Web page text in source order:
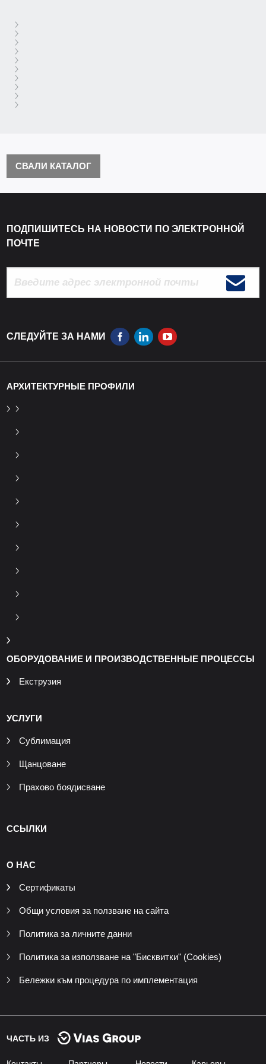
СВАЛИ КАТАЛОГ
ПОДПИШИТЕСЬ НА НОВОСТИ ПО ЭЛЕКТРОННОЙ
ПОЧТЕ
СЛЕДУЙТЕ ЗА НАМИ
АРХИТЕКТУРНЫЕ ПРОФИЛИ
ОБОРУДОВАНИЕ И ПРОИЗВОДСТВЕННЫЕ ПРОЦЕССЫ
Екструзия
УСЛУГИ
Сублимация
Щанцоване
Прахово боядисване
ССЫЛКИ
О НАС
Сертификаты
Общи условия за ползване на сайта
Политика за личните данни
Политика за използване на "Бисквитки" (Cookies)
Бележки към процедура по имплементация
ЧАСТЬ ИЗ